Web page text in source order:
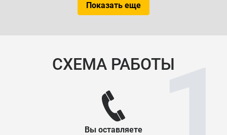
Показать еще
СХЕМА РАБОТЫ
Вы оставляете